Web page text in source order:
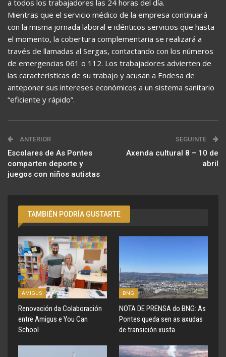
a todos los trabajadores las 24 horas del día.
Mientras que el servicio médico de la empresa continuará
con la misma jornada laboral e idénticos servicios que hasta
el momento, la cobertura complementaria se realizará a
través de llamadas al Sergas, contactando con los números
de emergencias 061 o 112. Los trabajadores advierten de
las características de su trabajo y acusan a Endesa de
anteponer sus intereses económicos a un sistema sanitario
“eficiente y rápido”.
ANTERIOR
Escolares de As Pontes
comparten deporte y
juegos con niños autistas
SEGUINTE
Axenda cultural 8 – 10 de
abril
TAMBIÉN PODRÍA GUSTARTE
AMIGUS
Renovación da Colaboración
entre Amigus e You Can
School
BNG
NOTA DE PRENSA do BNG: As
Pontes queda sen as axudas
de transición xusta